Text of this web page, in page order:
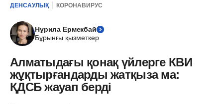
ДЕНСАУЛЫҚ КОРОНАВИРУС
Нұрила Ермекбай
Бұрынғы қызметкер
Алматыдағы қонақ үйлерге КВИ
жұқтырғандарды жатқыза ма:
ҚДСБ жауап берді